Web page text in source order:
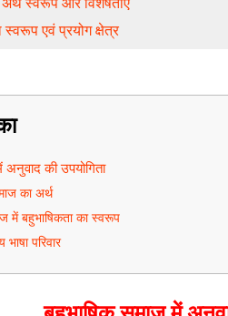
एवं प्रयोग क्षेत्र
की उपयोगिता
का अर्थ
में बहुभाषिकता का स्वरूप
परिवार